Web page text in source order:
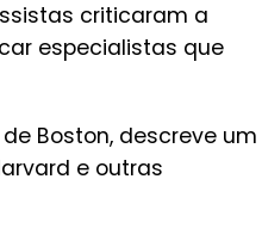
criticaram a
especialistas que
Boston, descreve um
e outras